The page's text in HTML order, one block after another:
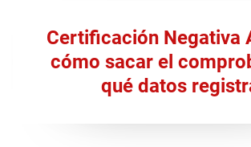
Certificación Negativa
cómo sacar el
qué datos